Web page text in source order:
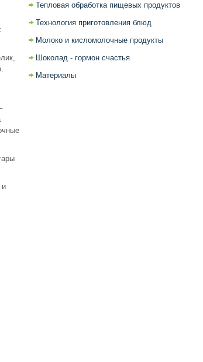
и
Тепловая обработка пищевых продуктов
Технология приготовления блюд
Молоко и кисломолочные продукты
Шоколад - гормон счастья
Материалы